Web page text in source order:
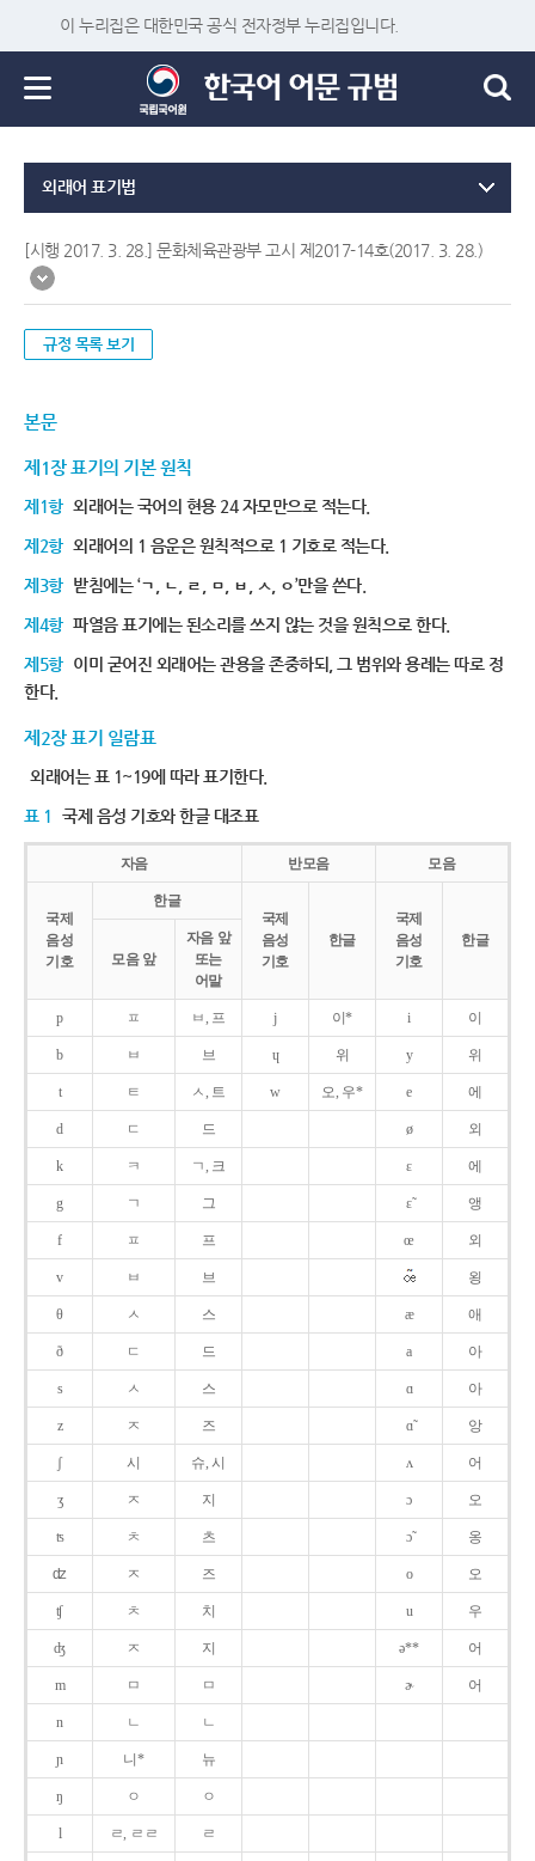
이 누리집은 대한민국 공식 전자정부 누리집입니다.
외래어 표기법
[시행 2017. 3. 28.] 문화체육관광부 고시 제2017-14호(2017. 3. 28.)
규정 목록 보기
본문
제1장 표기의 기본 원칙
제1항 외래어는 국어의 현용 24 자모만으로 적는다.
제2항 외래어의 1 음운은 원칙적으로 1 기호로 적는다.
제3항 받침에는 ‘ㄱ, ㄴ, ㄹ, ㅁ, ㅂ, ㅅ, ㅇ’만을 쓴다.
제4항 파열음 표기에는 된소리를 쓰지 않는 것을 원칙으로 한다.
제5항 이미 굳어진 외래어는 관용을 존중하되, 그 범위와 용례는 따로 정
한다.
제2장 표기 일람표
외래어는 표 1~19에 따라 표기한다.
표 1 국제 음성 기호와 한글 대조표
자음 반모음 모음
국제
음성
기호
한글
국제
음성
기호
한글
국제
음성
기호
한글
모음 앞
자음 앞
또는
어말
p ㅍ ㅂ, 프 j 이* i 이
b ㅂ 브 ɥ 위 y 위
t ㅌ ㅅ, 트 w 오, 우* e 에
d ㄷ 드 ø 외
k ㅋ ㄱ, 크 ɛ 에
g ㄱ 그 ɛ̃ 앵
f ㅍ 프 œ 외
v ㅂ 브 욍
θ ㅅ 스 æ 애
ð ㄷ 드 a 아
s ㅅ 스 ɑ 아
z ㅈ 즈 ɑ̃ 앙
ʃ 시 슈, 시 ʌ 어
ʒ ㅈ 지 ɔ 오
ʦ ㅊ 츠 ɔ̃ 옹
ʣ ㅈ 즈 o 오
ʧ ㅊ 치 u 우
ʤ ㅈ 지 ə** 어
m ㅁ ㅁ ɚ 어
n ㄴ ㄴ
ɲ 니* 뉴
ŋ ㅇ ㅇ
l ㄹ, ㄹㄹ ㄹ